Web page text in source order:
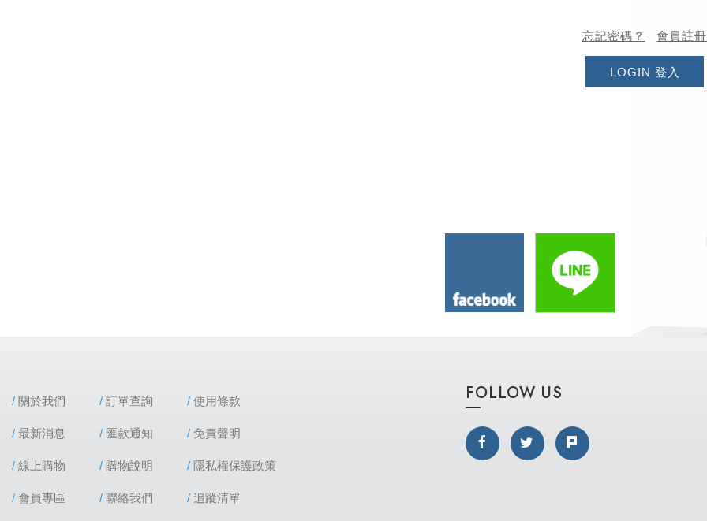
忘記密碼？ 會員註冊
LOGIN 登入
關於我們
最新消息
線上購物
會員專區
訂單查詢
匯款通知
購物說明
聯絡我們
使用條款
免責聲明
隱私權保護政策
追蹤清單